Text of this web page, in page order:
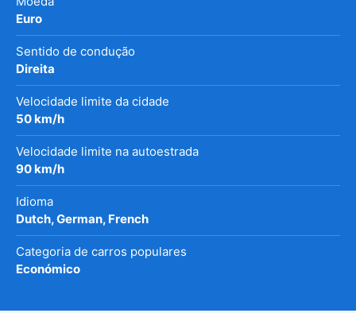
Euro
Sentido de condução
Direita
Velocidade limite da cidade
50 km/h
Velocidade limite na autoestrada
90 km/h
Idioma
Dutch, German, French
Categoria de carros populares
Económico